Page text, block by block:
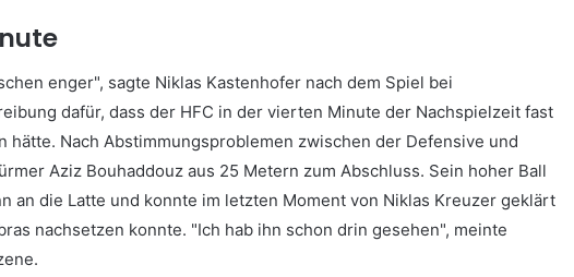
enger", sagte Niklas Kastenhofer nach dem Spiel bei
dafür, dass der HFC in der vierten Minute der Nachspielzeit fast
hätte. Nach Abstimmungsproblemen zwischen der Defensive und
Aziz Bouhaddouz aus 25 Metern zum Abschluss. Sein hoher Ball
an die Latte und konnte im letzten Moment von Niklas Kreuzer geklärt
nachsetzen konnte. "Ich hab ihn schon drin gesehen", meinte